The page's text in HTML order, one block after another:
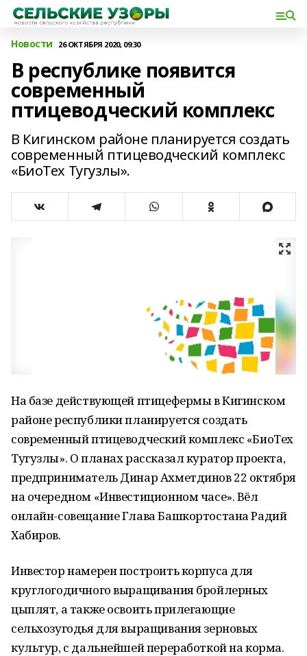
Новости 26 ОКТЯБРЯ 2020, 09:30
В республике появится
современный
птицеводческий комплекс
В Кигинском районе планируется создать
современный птицеводческий комплекс
«БиоТех Тугузлы».
На базе действующей птицефермы в Кигинском
районе республики планируется создать
современный птицеводческий комплекс «БиоТех
Тугузлы». О планах рассказал куратор проекта,
предприниматель Динар Ахметдинов 22 октября
на очередном «Инвестиционном часе». Вёл
онлайн-совещание Глава Башкортостана Радий
Хабиров.
Инвестор намерен построить корпуса для
круглогодичного выращивания бройлерных
цыплят, а также освоить прилегающие
сельхозугодья для выращивания зерновых
культур, с дальнейшей переработкой на корма.